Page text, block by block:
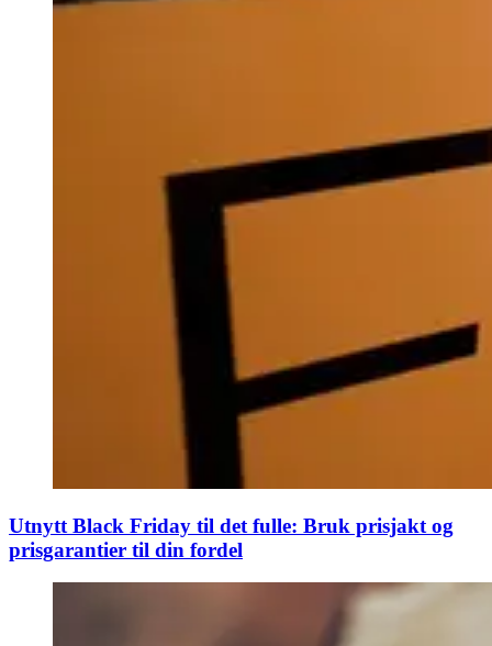
Utnytt Black Friday til det fulle: Bruk prisjakt og
prisgarantier til din fordel